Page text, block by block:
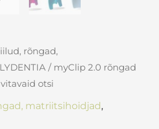
rõngad,
/ myClip 2.0 rõngad
otsi
matriitsihoidjad,